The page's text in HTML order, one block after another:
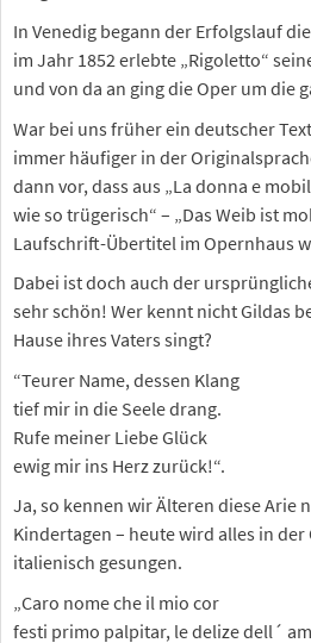
In Venedig begann der Erfolgslauf
im Jahr 1852 erlebte „Rigoletto“
und von da an ging die Oper um die
War bei uns früher ein deutscher
immer häufiger in der
dann vor, dass aus „La donna e
wie so trügerisch“ – „Das Weib ist
Laufschrift-Übertitel im Opernhaus
Dabei ist doch auch der
sehr schön! Wer kennt nicht Gildas
Hause ihres Vaters singt?
“Teurer Name, dessen Klang
tief mir in die Seele drang.
Rufe meiner Liebe Glück
ewig mir ins Herz zurück!“.
Ja, so kennen wir Älteren diese Arie
Kindertagen – heute wird alles in
italienisch gesungen.
„Caro nome che il mio cor
festi primo palpitar, le delize dell´